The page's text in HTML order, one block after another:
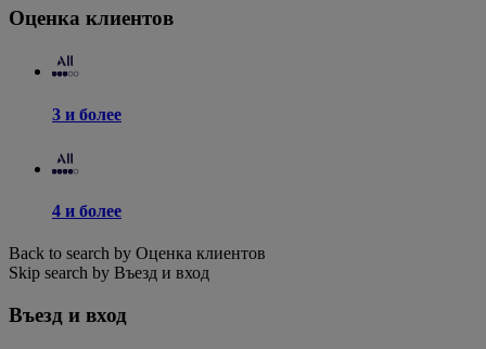
Оценка клиентов
3 и более
4 и более
Back to search by Оценка клиентов
Skip search by Въезд и вход
Въезд и вход